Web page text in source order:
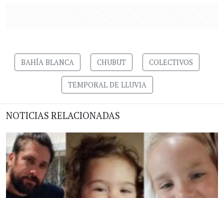
BAHÍA BLANCA CHUBUT COLECTIVOS
TEMPORAL DE LLUVIA
NOTICIAS RELACIONADAS